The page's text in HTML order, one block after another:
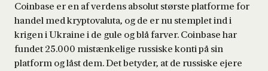
Coinbase er en af verdens absolut største platforme for
handel med kryptovaluta, og de er nu stemplet ind i
krigen i Ukraine i de gule og blå farver. Coinbase har
fundet 25.000 mistænkelige russiske konti på sin
platform og låst dem. Det betyder, at de russiske ejere